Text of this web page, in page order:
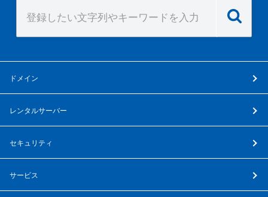
ドメイン
レンタルサーバー
セキュリティ
サービス